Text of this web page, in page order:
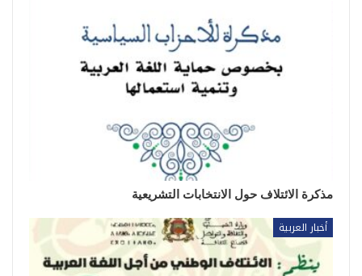
مذكرة الائتلاف حول الانتخابات التشريعية
أخبار العربية